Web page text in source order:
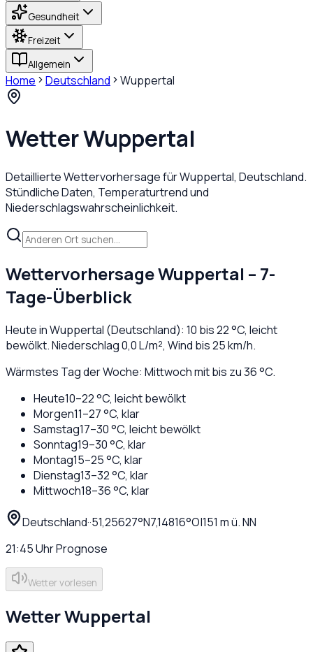
Gesundheit
Freizeit
Allgemein
Home Deutschland Wuppertal
WetterWuppertal
Detaillierte Wettervorhersage fürWuppertal, Deutschland.
Stündliche Daten, Temperaturtrend und
Niederschlagswahrscheinlichkeit.
WettervorhersageWuppertal – 7-
Tage-Überblick
Heute inWuppertal (Deutschland): 10 bis22°C, leicht
bewölkt. Niederschlag0,0L/m², Wind bis25km/h.
Wärmstes Tag der Woche: Mittwoch mit bis zu 36 °C.
Heute10–22°C, leicht bewölkt
Morgen11–27°C, klar
Samstag17–30°C, leicht bewölkt
Sonntag19–30°C, klar
Montag15–25°C, klar
Dienstag13–32°C, klar
Mittwoch18–36°C, klar
Deutschland··51,25627°N7,14816°O|151 m ü. NN
21:45UhrPrognose
Wetter vorlesen
WetterWuppertal